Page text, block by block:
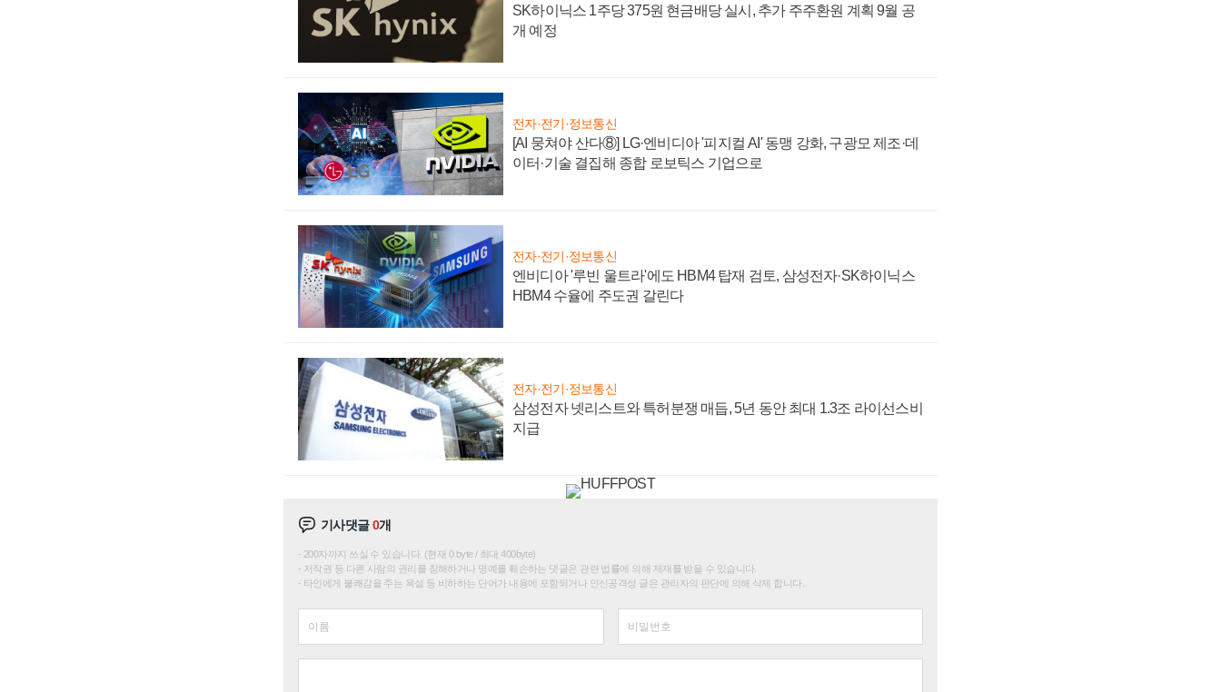
SK하이닉스 1주당 375원 현금배당 실시, 추가 주주환원 계획 9월 공
개 예정
전자·전기·정보통신
[AI 뭉쳐야 산다⑧] LG·엔비디아 '피지컬 AI' 동맹 강화, 구광모 제조·데
이터·기술 결집해 종합 로보틱스 기업으로
전자·전기·정보통신
엔비디아 '루빈 울트라'에도 HBM4 탑재 검토, 삼성전자·SK하이닉스
HBM4 수율에 주도권 갈린다
전자·전기·정보통신
삼성전자 넷리스트와 특허분쟁 매듭, 5년 동안 최대 1.3조 라이선스비
지급
기사댓글0개
200자까지 쓰실 수 있습니다. (현재 0 byte / 최대 400byte)
저작권 등 다른 사람의 권리를 침해하거나 명예를 훼손하는 댓글은 관련 법률에 의해 제재를 받을 수 있습니다.
타인에게 불쾌감을 주는 욕설 등 비하하는 단어가 내용에 포함되거나 인신공격성 글은 관리자의 판단에 의해 삭제 합니다.